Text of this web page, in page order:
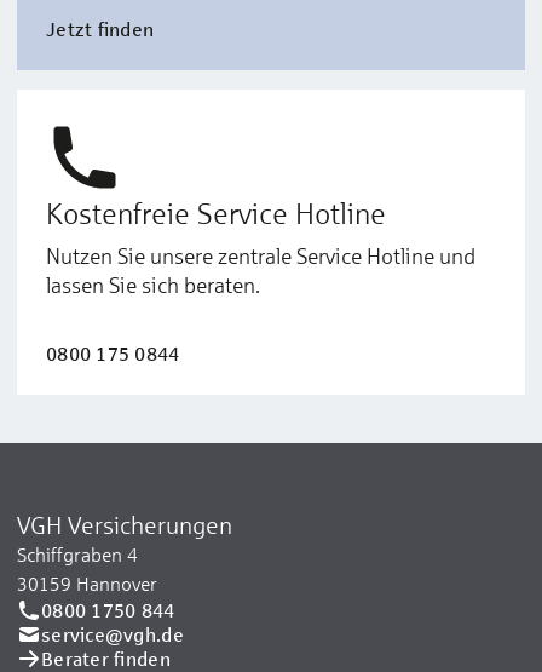
Jetzt finden
Kostenfreie Service Hotline
Nutzen Sie unsere zentrale Service Hotline und
lassen Sie sich beraten.
0800 175 0844
VGH Versicherungen
Schiffgraben 4
30159 Hannover
0800 1750 844
service@vgh.de
Berater finden